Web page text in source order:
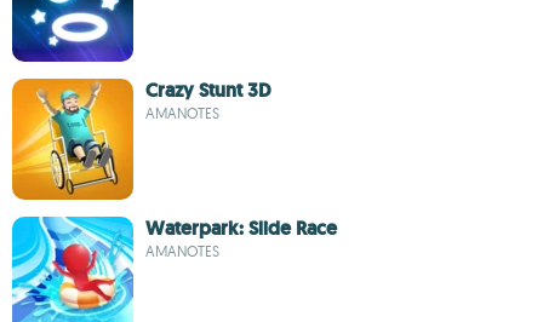
Crazy Stunt 3D
AMANOTES
Waterpark: Slide Race
AMANOTES